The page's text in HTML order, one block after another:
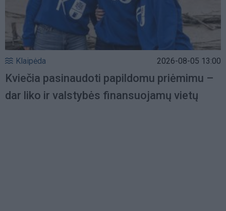
Klaipėda 2026-08-05 13:00
Kviečia pasinaudoti papildomu priėmimu –
dar liko ir valstybės finansuojamų vietų